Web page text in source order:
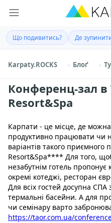
Що подивитись? Де
Karpaty.ROCKS Блоґ
Конференц-зал в
Resort&Spa
Карпати - це місце, де
продуктивно працювати чи
варіантів такого приємного
Resort&Spa**** Для того,
незабутнім готель
окремі котеджі, ресторан
Для всіх гостей досупна СПА
термальні басейни. А для
чи семінару варто
https://taor.com.ua/